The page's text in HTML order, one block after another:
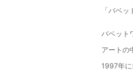
「バベ
バベット
アートの
1997年